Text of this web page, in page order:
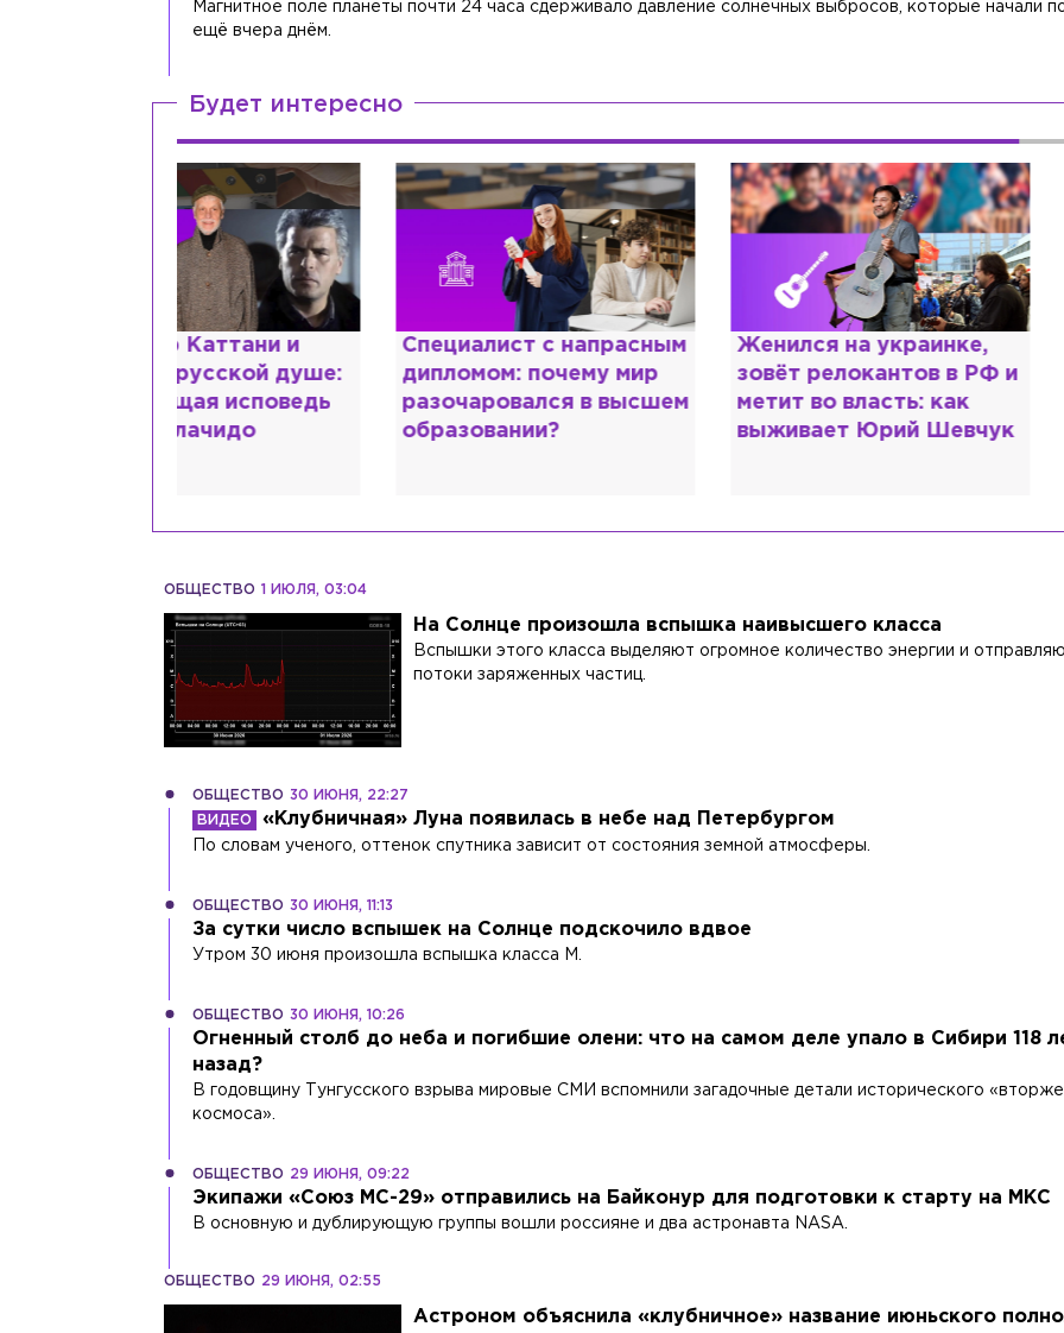
Магнитное поле планеты почти 24 часа сдерживало давление солнечных выбросов, которые начали
ещё вчера днём.
Будет интересно
Специалист с напрасным
дипломом: почему мир
разочаровался в высшем
образовании?
Женился на украинке,
зовёт релокантов в РФ и
метит во власть: как
выживает Юрий Шевчук
Косил от армии,
продавал посты и
воровал
о Зеленском
ОБЩЕСТВО 1 ИЮЛЯ, 03:04
На Солнце произошла вспышка наивысшего класса
Вспышки этого класса выделяют огромное количество энергии и
потоки заряженных частиц.
ОБЩЕСТВО 30 ИЮНЯ, 22:27
«Клубничная» Луна появилась в небе над Петербургом
По словам ученого, оттенок спутника зависит от состояния земной атмосферы.
ОБЩЕСТВО 30 ИЮНЯ, 11:13
За сутки число вспышек на Солнце подскочило вдвое
Утром 30 июня произошла вспышка класса M.
ОБЩЕСТВО 30 ИЮНЯ, 10:26
Огненный столб до неба и погибшие олени: что на самом деле упало в Сибири 118
назад?
В годовщину Тунгусского взрыва мировые СМИ вспомнили загадочные детали исторического
космоса».
ОБЩЕСТВО 29 ИЮНЯ, 09:22
Экипажи «Союз МС-29» отправились на Байконур для подготовки к старту на МКС
В основную и дублирующую группы вошли россияне и два астронавта NASA.
ОБЩЕСТВО 29 ИЮНЯ, 02:55
Астроном объяснила «клубничное» название июньского